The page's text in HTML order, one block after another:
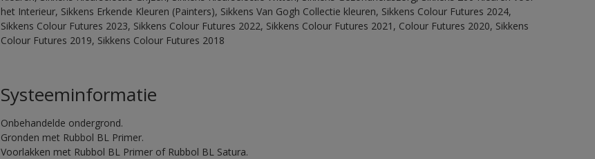
het Interieur, Sikkens Erkende Kleuren (Painters), Sikkens Van Gogh Collectie kleuren, Sikkens Colour Futures 2024,
Sikkens Colour Futures 2023, Sikkens Colour Futures 2022, Sikkens Colour Futures 2021, Colour Futures 2020, Sikkens
Colour Futures 2019, Sikkens Colour Futures 2018
Systeeminformatie
Onbehandelde ondergrond.
Gronden met Rubbol BL Primer.
Voorlakken met Rubbol BL Primer of Rubbol BL Satura.